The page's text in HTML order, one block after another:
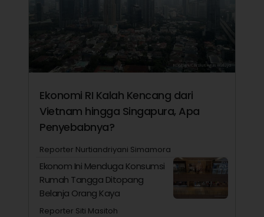
Ekonomi RI Kalah Kencang dari
Vietnam hingga Singapura, Apa
Penyebabnya?
Reporter Nurtiandriyani Simamora
Ekonom Ini Menduga Konsumsi
Rumah Tangga Ditopang
Belanja Orang Kaya
Reporter Siti Masitoh